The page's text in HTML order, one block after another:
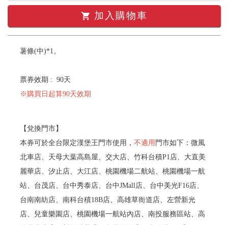
shopping_cart 加入購物車
薯條(中)*1。
票券效期 : 90天
※購買日起算90天效期
【兌換門市】
本券可於全台限定漢堡王門市使用， 不適用 門市如下：微風
北車店、天母大葉高島屋、交大店、竹科台積P1店、大直美
麗華店、汐止店、大江店、桃園機場二航站、桃園機場一航
站、台茂店、台中秀泰店、台中JMall店、台中美光F16店、
台南南紡店、南科台積18B店、高雄草衙道店、左營新光
店、兒童樂園店、桃園機場一航站內店、南投服務區站、高